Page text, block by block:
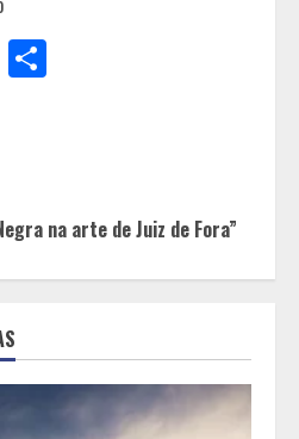
Telegram
na arte de Juiz de Fora”